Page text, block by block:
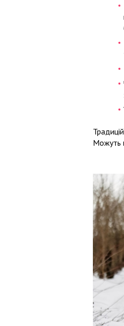
Можуть